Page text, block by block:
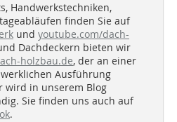
Handwerkstechniken,
finden Sie auf
und youtube.com/dach-
Dachdeckern bieten wir
holzbau.de, der an einer
Ausführung
wird in unserem Blog
Sie finden uns auch auf
.